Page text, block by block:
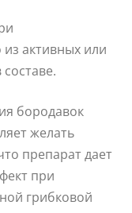
активных или
бородавок
желать
препарат дает
при
грибковой